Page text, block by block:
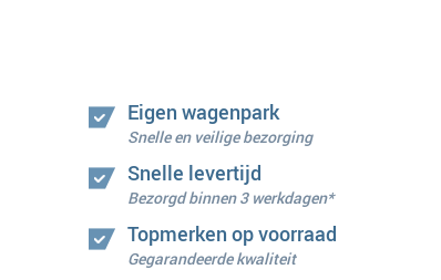
Eigen wagenpark
Snelle en veilige bezorging
Snelle levertijd
Bezorgd binnen 3 werkdagen*
Topmerken op voorraad
Gegarandeerde kwaliteit